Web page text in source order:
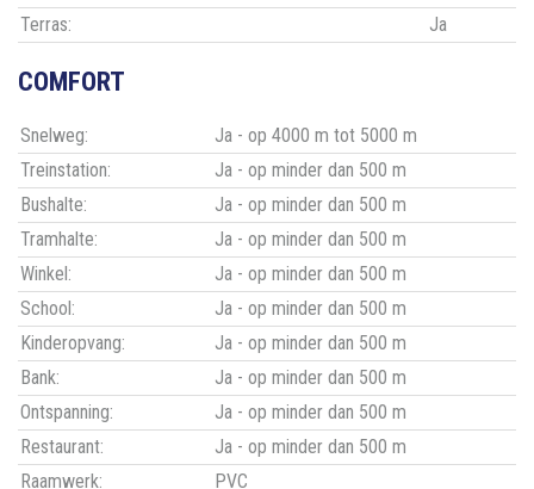
Terras:
Ja
COMFORT
Snelweg:
Ja - op 4000 m tot 5000 m
Treinstation:
Ja - op minder dan 500 m
Bushalte:
Ja - op minder dan 500 m
Tramhalte:
Ja - op minder dan 500 m
Winkel:
Ja - op minder dan 500 m
School:
Ja - op minder dan 500 m
Kinderopvang:
Ja - op minder dan 500 m
Bank:
Ja - op minder dan 500 m
Ontspanning:
Ja - op minder dan 500 m
Restaurant:
Ja - op minder dan 500 m
Raamwerk:
PVC